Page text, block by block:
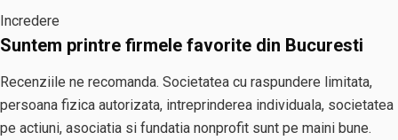
Incredere
Suntem printre firmele favorite din Bucuresti
Recenziile ne recomanda. Societatea cu raspundere limitata,
persoana fizica autorizata, intreprinderea individuala, societatea
pe actiuni, asociatia si fundatia nonprofit sunt pe maini bune.